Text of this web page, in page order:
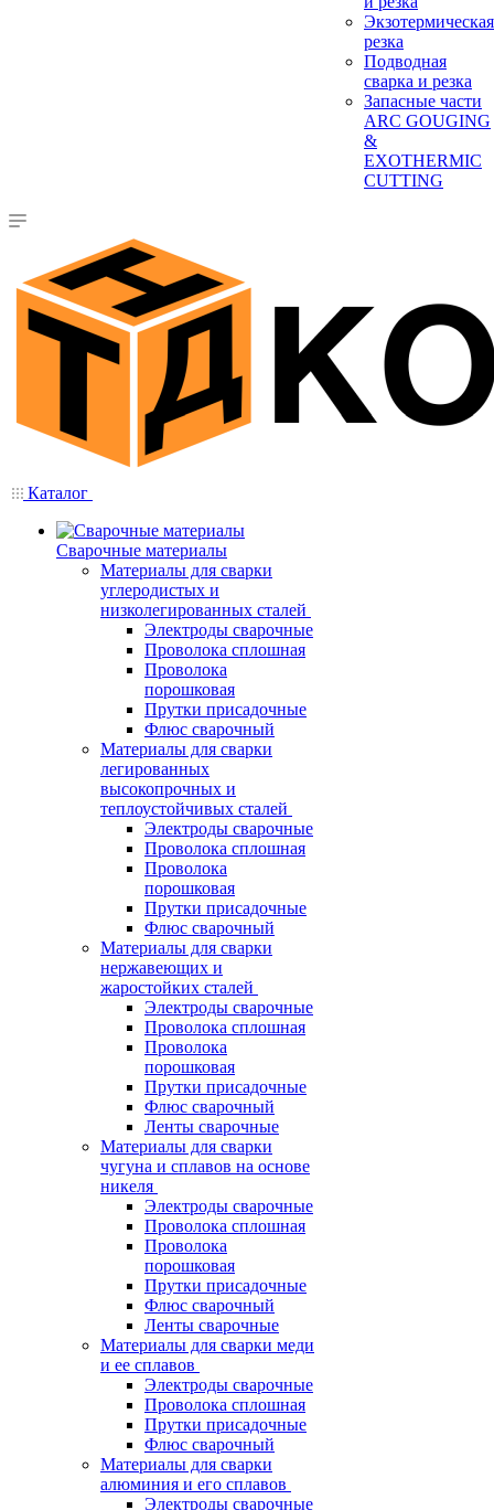
Экзотермическая
резка
Подводная
сварка и резка
Запасные части
ARC GOUGING
&
EXOTHERMIC
CUTTING
Каталог
Сварочные материалы
Материалы для сварки
углеродистых и
низколегированных сталей
Электроды сварочные
Проволока сплошная
Проволока
порошковая
Прутки присадочные
Флюс сварочный
Материалы для сварки
легированных
высокопрочных и
теплоустойчивых сталей
Электроды сварочные
Проволока сплошная
Проволока
порошковая
Прутки присадочные
Флюс сварочный
Материалы для сварки
нержавеющих и
жаростойких сталей
Электроды сварочные
Проволока сплошная
Проволока
порошковая
Прутки присадочные
Флюс сварочный
Ленты сварочные
Материалы для сварки
чугуна и сплавов на основе
никеля
Электроды сварочные
Проволока сплошная
Проволока
порошковая
Прутки присадочные
Флюс сварочный
Ленты сварочные
Материалы для сварки меди
и ее сплавов
Электроды сварочные
Проволока сплошная
Прутки присадочные
Флюс сварочный
Материалы для сварки
алюминия и его сплавов
Электроды сварочные